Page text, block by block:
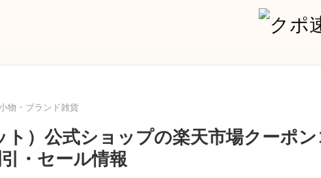
物・ブランド雑貨
）公式ショップの楽天市場クーポン
・セール情報